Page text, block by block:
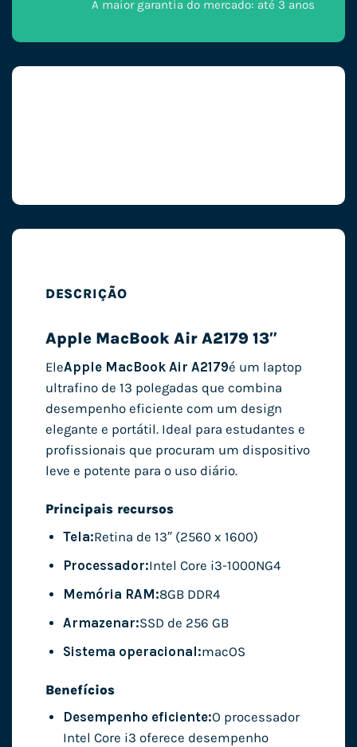
A maior garantia do mercado: até 3 anos
DESCRIÇÃO
Apple MacBook Air A2179 13″
EleApple MacBook Air A2179é um laptop
ultrafino de 13 polegadas que combina
desempenho eficiente com um design
elegante e portátil. Ideal para estudantes e
profissionais que procuram um dispositivo
leve e potente para o uso diário.
Principais recursos
Tela:Retina de 13″ (2560 x 1600)
Processador:Intel Core i3-1000NG4
Memória RAM:8GB DDR4
Armazenar:SSD de 256 GB
Sistema operacional:macOS
Benefícios
Desempenho eficiente:O processador
Intel Core i3 oferece desempenho